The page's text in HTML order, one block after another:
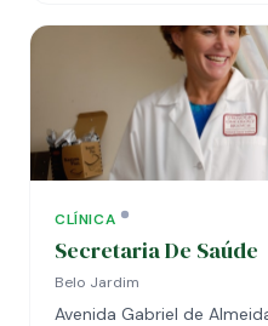
CLÍNICA
Secretaria De Saúde
Belo Jardim
Avenida Gabriel de